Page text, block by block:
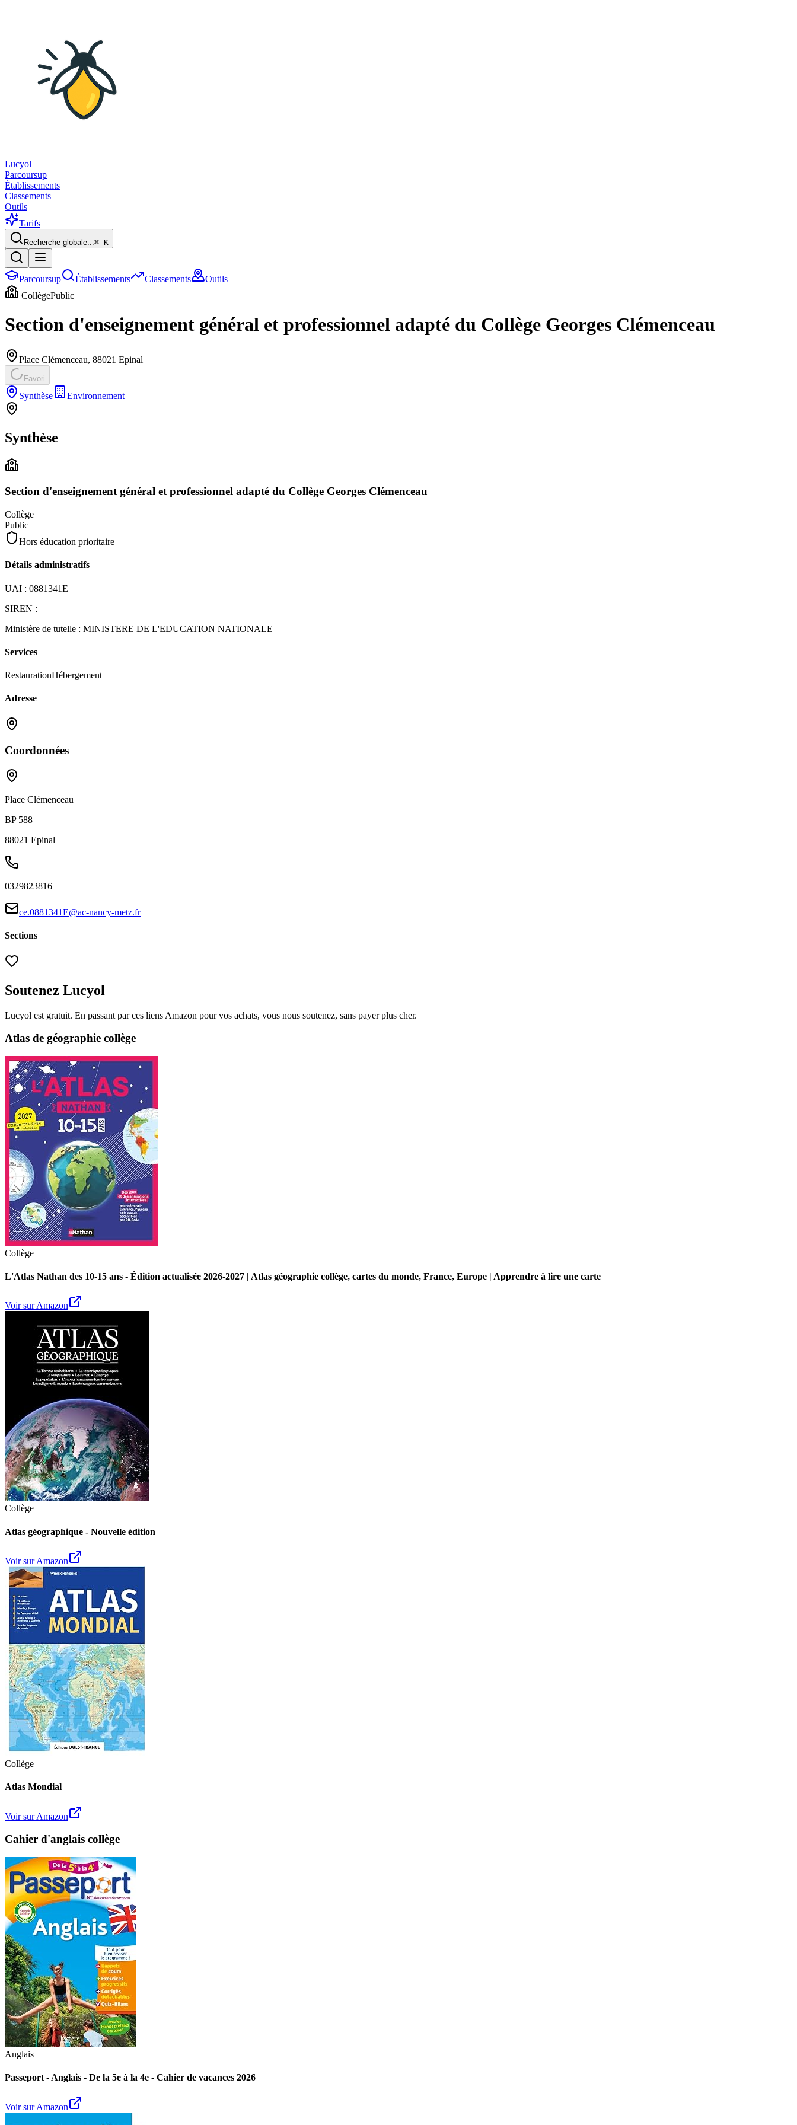
Lucyol
Parcoursup
Établissements
Classements
Outils
Tarifs
Recherche globale...⌘ K
Parcoursup Établissements Classements
Outils
CollègePublic
Section d'enseignement général et professionnel adapté du Collège Georges Clémenceau
Place Clémenceau, 88021 Epinal
Favori
Synthèse Environnement
Synthèse
Section d'enseignement général et professionnel adapté du Collège Georges Clémenceau
Collège
Public
Hors éducation prioritaire
Détails administratifs
UAI : 0881341E
SIREN :
Ministère de tutelle : MINISTERE DE L'EDUCATION NATIONALE
Services
RestaurationHébergement
Adresse
Coordonnées
Place Clémenceau
BP 588
88021 Epinal
0329823816
ce.0881341E@ac-nancy-metz.fr
Sections
Soutenez Lucyol
Lucyol est gratuit. En passant par ces liens Amazon pour vos achats, vous nous soutenez, sans payer plus cher.
Atlas de géographie collège
Collège
L'Atlas Nathan des 10-15 ans - Édition actualisée 2026-2027 | Atlas géographie collège, cartes du monde, France, Europe | Apprendre à lire une carte
Voir sur Amazon
Collège
Atlas géographique - Nouvelle édition
Voir sur Amazon
Collège
Atlas Mondial
Voir sur Amazon
Cahier d'anglais collège
Anglais
Passeport - Anglais - De la 5e à la 4e - Cahier de vacances 2026
Voir sur Amazon